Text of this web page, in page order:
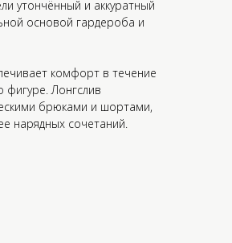
утончённый и аккуратный
основой гардероба и
комфорт в течение
фигуре. Лонгслив
брюками и шортами,
нарядных сочетаний.